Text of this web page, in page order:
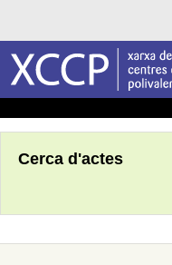
Cerca d'actes